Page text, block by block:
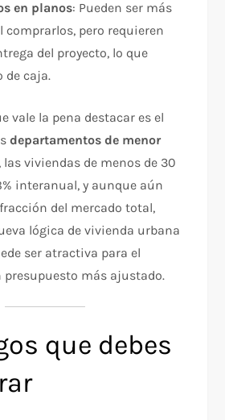
en planos: Pueden ser más
comprarlos, pero requieren
del proyecto, lo que
de caja.
vale la pena destacar es el
departamentos de menor
las viviendas de menos de 30
interanual, y aunque aún
del mercado total,
lógica de vivienda urbana
ser atractiva para el
más ajustado.
que debes